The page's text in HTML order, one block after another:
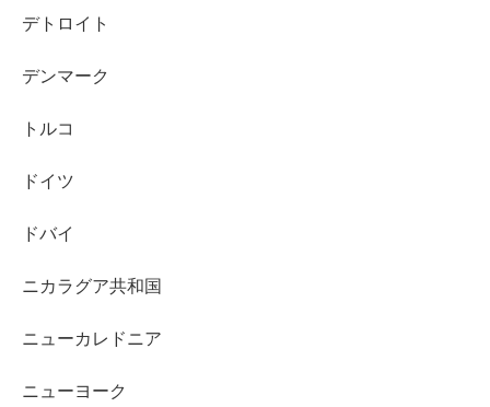
デトロイト
デンマーク
トルコ
ドイツ
ドバイ
ニカラグア共和国
ニューカレドニア
ニューヨーク